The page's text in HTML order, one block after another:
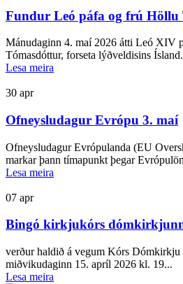
Fundur Leó páfa og frú Höllu
Mánudaginn 4. maí 2026 átti Leó XIV
Tómasdóttur, forseta lýðveldisins
Lesa meira
30 apr
Ofneysludagur Evrópu 3. maí
Ofneysludagur Evrópulanda (EU
markar þann tímapunkt þegar
Lesa meira
07 apr
Bingó kirkjukórs
verður haldið á vegum Kórs
miðvikudaginn 15. apríl 2026 kl. 19...
Lesa meira